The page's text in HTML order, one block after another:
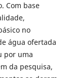
Com base
no
água ofertada
por uma
da pesquisa,